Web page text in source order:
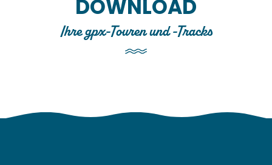
DOWNLOAD
Ihre gpx-Touren und -Tracks